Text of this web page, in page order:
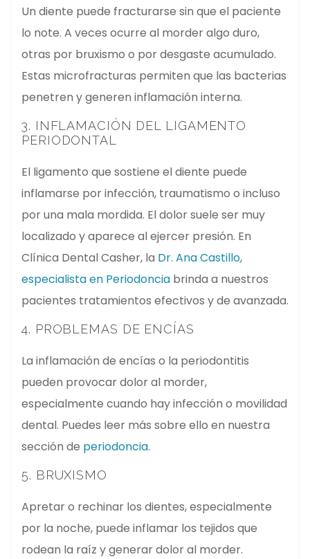
Un diente puede fracturarse sin que el paciente
lo note. A veces ocurre al morder algo duro,
otras por bruxismo o por desgaste acumulado.
Estas microfracturas permiten que las bacterias
penetren y generen inflamación interna.
3. INFLAMACIÓN DEL LIGAMENTO
PERIODONTAL
El ligamento que sostiene el diente puede
inflamarse por infección, traumatismo o incluso
por una mala mordida. El dolor suele ser muy
localizado y aparece al ejercer presión. En
Clínica Dental Casher, la Dr. Ana Castillo,
especialista en Periodoncia brinda a nuestros
pacientes tratamientos efectivos y de avanzada.
4. PROBLEMAS DE ENCÍAS
La inflamación de encías o la periodontitis
pueden provocar dolor al morder,
especialmente cuando hay infección o movilidad
dental. Puedes leer más sobre ello en nuestra
sección de periodoncia.
5. BRUXISMO
Apretar o rechinar los dientes, especialmente
por la noche, puede inflamar los tejidos que
rodean la raíz y generar dolor al morder.